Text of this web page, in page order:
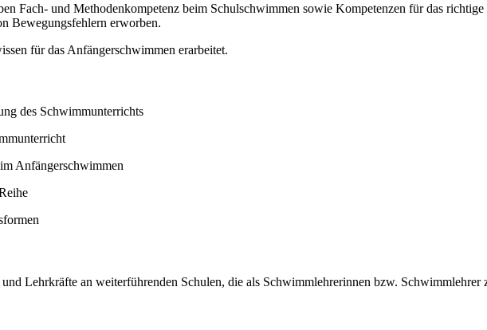
Fach- und Methodenkompetenz beim Schulschwimmen sowie Kompetenzen für das
Bewegungsfehlern erworben.
für das Anfängerschwimmen erarbeitet.
des Schwimmunterrichts
Anfängerschwimmen
Lehrkräfte an weiterführenden Schulen, die als Schwimmlehrerinnen bzw.